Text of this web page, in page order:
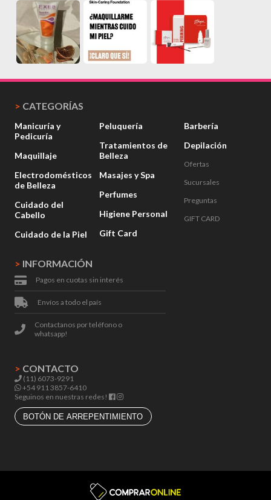
> INFORMACIÓN
Pagos en cuotas sin interés
Envíos a todo el país
Contactanos por teléfono o
whatsapp!
> CATEGORÍAS
Manicuría y
Pedicuría
Maquillaje
Electrodomésticos
de Belleza
Cuidado del
Cabello
Cuidado de la Piel
Peluquería
Tratamientos de
Belleza
Masajes y Spa
Perfumes
Higiene Personal
Gift Card
Barbería
Depilación
Ofertas
Sucursales
Preguntas
GIFT CARD
> CONTACTO
(11) 6073-9291
+54 911 3857-6410
Seguinos en nuestras redes!
BOTÓN DE ARREPENTIMIENTO